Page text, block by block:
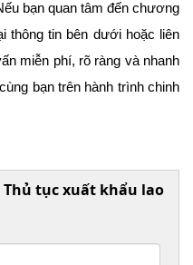
bạn quan tâm đến chương
thông tin bên dưới hoặc liên
miễn phí, rõ ràng và nhanh
bạn trên hành trình chinh
Thủ tục xuất khẩu lao